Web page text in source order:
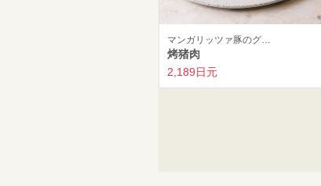
マンガリッツァ豚のグ…
烤猪肉
2,189日元